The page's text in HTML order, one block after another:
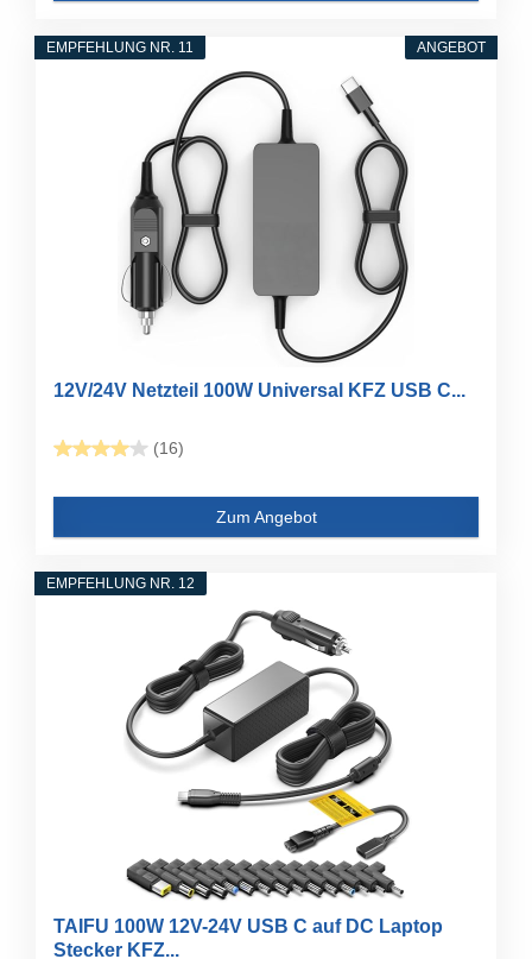
ANGEBOT
EMPFEHLUNG NR. 11
12V/24V Netzteil 100W Universal KFZ USB C...
(16)
Zum Angebot
EMPFEHLUNG NR. 12
TAIFU 100W 12V-24V USB C auf DC Laptop
Stecker KFZ...